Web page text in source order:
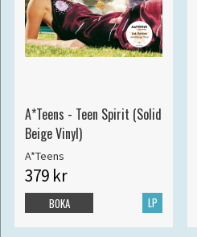
A*Teens - Teen Spirit (Solid
Beige Vinyl)
A*Teens
379 kr
LP
BOKA